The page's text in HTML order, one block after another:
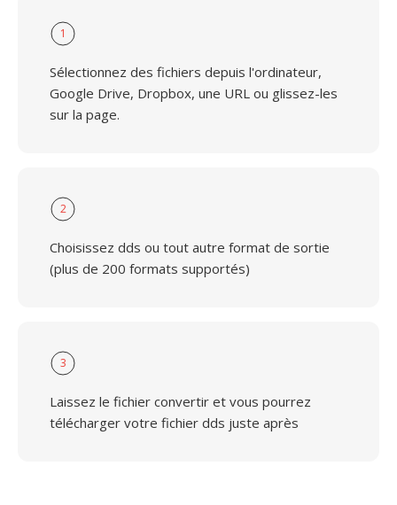
1
Sélectionnez des fichiers depuis l'ordinateur,
Google Drive, Dropbox, une URL ou glissez-les
sur la page.
2
Choisissez dds ou tout autre format de sortie
(plus de 200 formats supportés)
3
Laissez le fichier convertir et vous pourrez
télécharger votre fichier dds juste après